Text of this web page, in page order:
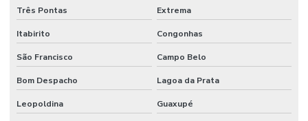
Manutenção de instalações elétricas industriais
Manutenção Inteligente Em Indústrias
Manutenção Predial
Manutenção predial
Três Pontas Extrema
Itabirito Congonhas
São Francisco Campo Belo
Bom Despacho Lagoa da Prata
Leopoldina Guaxupé